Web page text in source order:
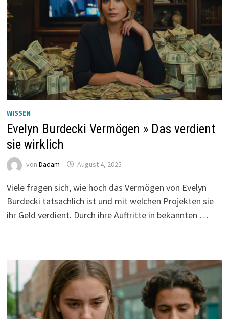
WISSEN
Evelyn Burdecki Vermögen » Das verdient
sie wirklich
von Dadam August 4, 2025
Viele fragen sich, wie hoch das Vermögen von Evelyn
Burdecki tatsächlich ist und mit welchen Projekten sie
ihr Geld verdient. Durch ihre Auftritte in bekannten …